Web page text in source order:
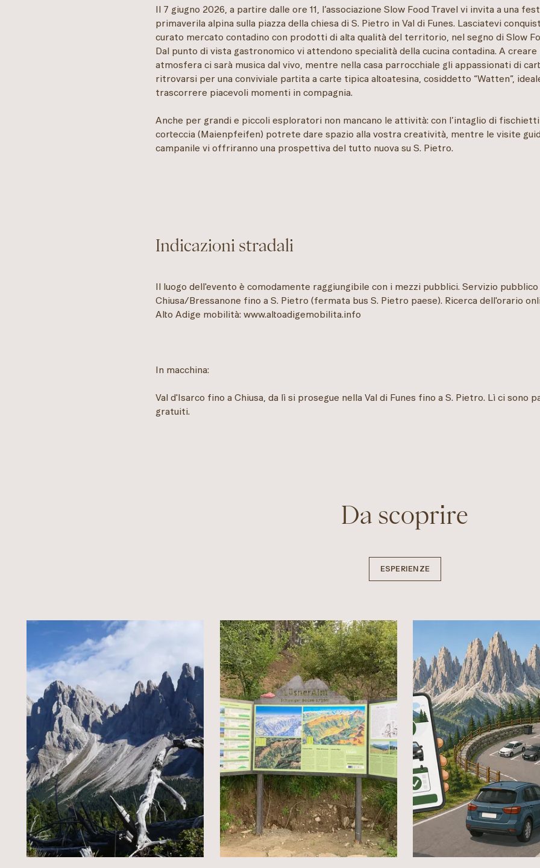
Il 7 giugno 2026, a partire dalle ore 11, l’associazione Slow Food Travel vi invita a una
primaverila alpina sulla piazza della chiesa di S. Pietro in Val di Funes. Lasciatevi
curato mercato contadino con prodotti di alta qualità del territorio, nel segno di Slow
Dal punto di vista gastronomico vi attendono specialità della cucina contadina. A creare
atmosfera ci sarà musica dal vivo, mentre nella casa parrocchiale gli appassionati di
ritrovarsi per una conviviale partita a carte tipica altoatesina, cosiddetto “Watten”,
trascorrere piacevoli momenti in compagnia.
Anche per grandi e piccoli esploratori non mancano le attività: con l’intaglio di
corteccia (Maienpfeifen) potrete dare spazio alla vostra creatività, mentre le visite
campanile vi offriranno una prospettiva del tutto nuova su S. Pietro.
Indicazioni stradali
Il luogo dell'evento è comodamente raggiungibile con i mezzi pubblici. Servizio pubblico
Chiusa/Bressanone fino a S. Pietro (fermata bus S. Pietro paese). Ricerca dell'orario
Alto Adige mobilità: www.altoadigemobilita.info
In macchina:
Val d'Isarco fino a Chiusa, da lì si prosegue nella Val di Funes fino a S. Pietro. Lì ci sono
gratuiti.
Da scoprire
ESPERIENZE